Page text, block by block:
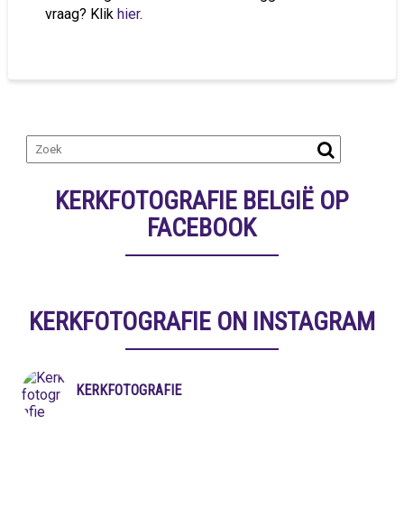
vraag? Klik hier.
KERKFOTOGRAFIE BELGIË OP
FACEBOOK
KERKFOTOGRAFIE ON INSTAGRAM
KERKFOTOGRAFIE